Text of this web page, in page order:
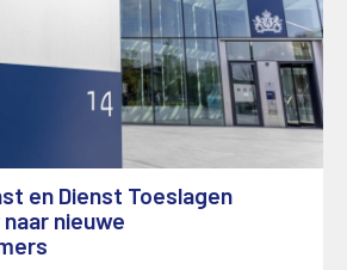
en Dienst Toeslagen
nieuwe